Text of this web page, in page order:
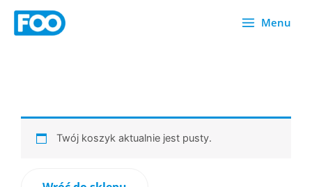
Przejdź
Menu
Twój koszyk aktualnie jest pusty.